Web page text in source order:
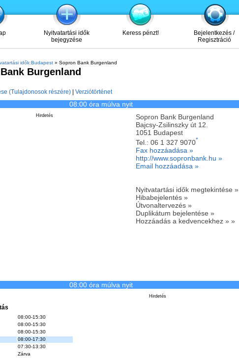
Nyitvatartási idők
bejegyzése
Keress pénzt!
Bejelentkezés /
Regisztráció
idők:Budapest» Sopron Bank Burgenland
Burgenland
(Tulajdonosok részére)| Verziótörténet
08:00 óra múlva nyit
Sopron Bank Burgenland
Bajcsy-Zsilinszky út 12.
1051 Budapest
Tel.: 06 1 327 9070*
Fax hozzáadása »
http://www.sopronbank.hu »
Email hozzáadása »
Nyitvatartási idők megtekintése »
Hibabejelentés »
Útvonaltervezés »
Duplikátum bejelentése »
Hozzáadás a kedvencekhez » »
Hirdetés
08:00 óra múlva nyit
Hirdetés
08:00-15:30
08:00-15:30
08:00-15:30
08:00-17:30
07:30-13:30
Zárva